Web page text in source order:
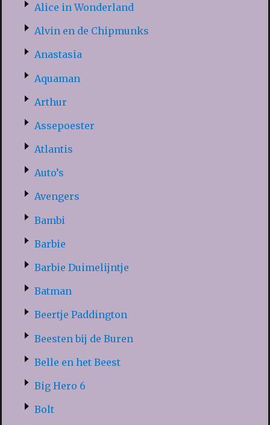
Alice in Wonderland
Alvin en de Chipmunks
Anastasia
Aquaman
Arthur
Assepoester
Atlantis
Auto’s
Avengers
Bambi
Barbie
Barbie Duimelijntje
Batman
Beertje Paddington
Beesten bij de Buren
Belle en het Beest
Big Hero 6
Bolt